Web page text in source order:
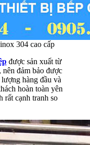
304 cao cấp
được sản xuất từ
, nên đảm bảo được
hàng đầu và
hoàn toàn yên
rất cạnh tranh so